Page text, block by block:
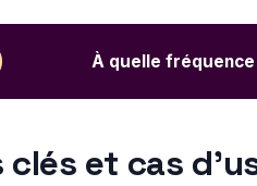
À quelle
clés et cas